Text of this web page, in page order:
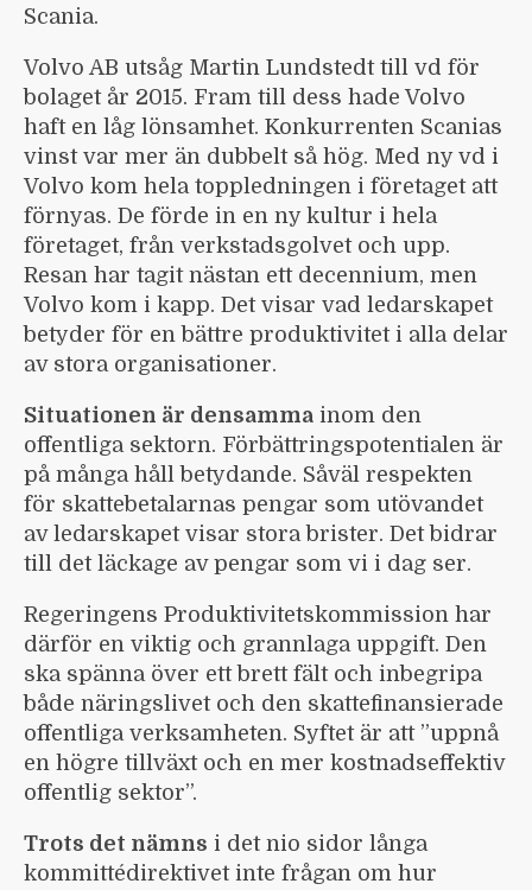
Scania.
Volvo AB utsåg Martin Lundstedt till vd för
bolaget år 2015. Fram till dess hade Volvo
haft en låg lönsamhet. Konkurrenten Scanias
vinst var mer än dubbelt så hög. Med ny vd i
Volvo kom hela toppledningen i företaget att
förnyas. De förde in en ny kultur i hela
företaget, från verkstadsgolvet och upp.
Resan har tagit nästan ett decennium, men
Volvo kom i kapp. Det visar vad ledarskapet
betyder för en bättre produktivitet i alla delar
av stora organisationer.
Situationen är densamma inom den
offentliga sektorn. Förbättringspotentialen är
på många håll betydande. Såväl respekten
för skattebetalarnas pengar som utövandet
av ledarskapet visar stora brister. Det bidrar
till det läckage av pengar som vi i dag ser.
Regeringens Produktivitetskommission har
därför en viktig och grannlaga uppgift. Den
ska spänna över ett brett fält och inbegripa
både näringslivet och den skattefinansierade
offentliga verksamheten. Syftet är att ”uppnå
en högre tillväxt och en mer kostnadseffektiv
offentlig sektor”.
Trots det nämns i det nio sidor långa
kommittédirektivet inte frågan om hur